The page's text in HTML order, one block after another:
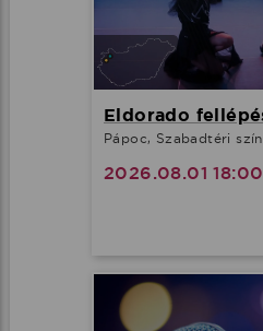
Eldorado
Pápoc, Szabadtéri
2026.08.01